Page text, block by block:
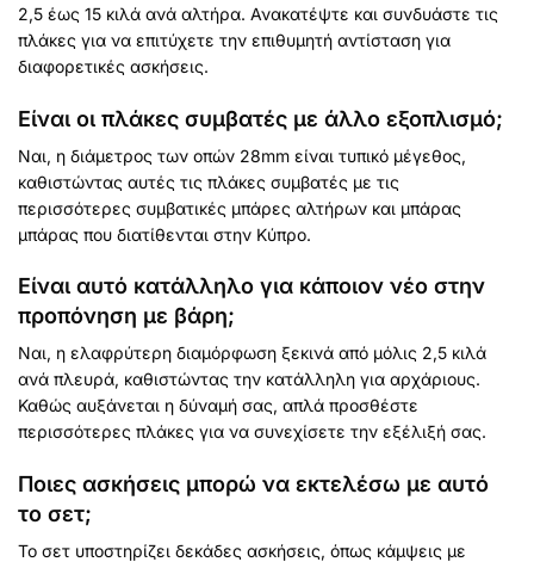
2,5 έως 15 κιλά ανά αλτήρα. Ανακατέψτε και συνδυάστε τις
πλάκες για να επιτύχετε την επιθυμητή αντίσταση για
διαφορετικές ασκήσεις.
Είναι οι πλάκες συμβατές με άλλο εξοπλισμό;
Ναι, η διάμετρος των οπών 28mm είναι τυπικό μέγεθος,
καθιστώντας αυτές τις πλάκες συμβατές με τις
περισσότερες συμβατικές μπάρες αλτήρων και μπάρας
μπάρας που διατίθενται στην Κύπρο.
Είναι αυτό κατάλληλο για κάποιον νέο στην
προπόνηση με βάρη;
Ναι, η ελαφρύτερη διαμόρφωση ξεκινά από μόλις 2,5 κιλά
ανά πλευρά, καθιστώντας την κατάλληλη για αρχάριους.
Καθώς αυξάνεται η δύναμή σας, απλά προσθέστε
περισσότερες πλάκες για να συνεχίσετε την εξέλιξή σας.
Ποιες ασκήσεις μπορώ να εκτελέσω με αυτό
το σετ;
Το σετ υποστηρίζει δεκάδες ασκήσεις, όπως κάμψεις με